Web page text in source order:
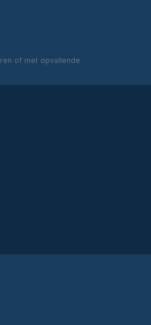
of met opvallende